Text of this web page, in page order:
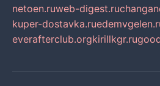
netoen.ruweb-digest.ru
kuper-dostavka.ru
everafterclub.orgkirillkgr.ru